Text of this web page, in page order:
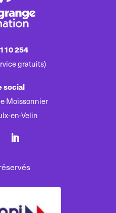
254
gratuits)
social
Moissonnier
en-Velin